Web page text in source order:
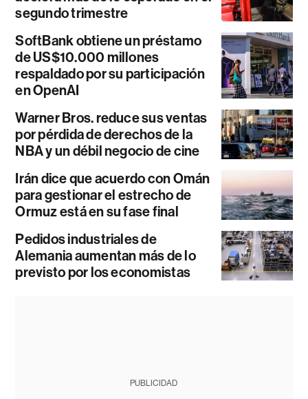
segundo trimestre
SoftBank obtiene un préstamo
de US$10.000 millones
respaldado por su participación
en OpenAI
Warner Bros. reduce sus ventas
por pérdida de derechos de la
NBA y un débil negocio de cine
Irán dice que acuerdo con Omán
para gestionar el estrecho de
Ormuz está en su fase final
Pedidos industriales de
Alemania aumentan más de lo
previsto por los economistas
PUBLICIDAD